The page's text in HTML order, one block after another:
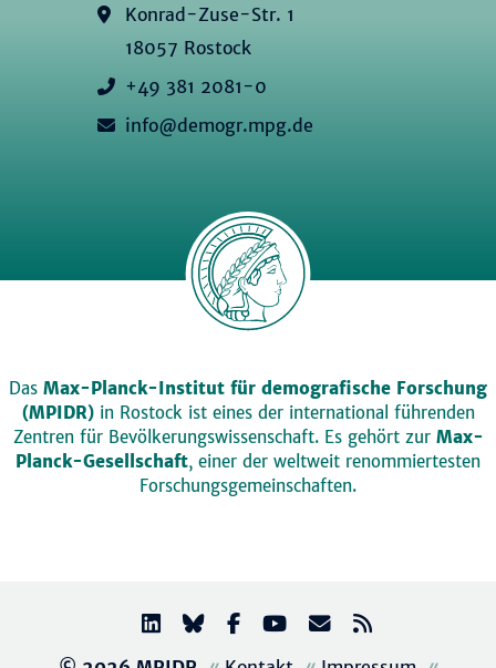
Konrad-Zuse-Str. 1
18057 Rostock
+49 381 2081-0
info@demogr.mpg.de
Das Max-Planck-Institut für demografische Forschung
(MPIDR)in Rostock ist eines der international führenden
Zentren für Bevölkerungswissenschaft. Es gehört zur Max-
Planck-Gesellschaft, einer der weltweit renommiertesten
Forschungsgemeinschaften.